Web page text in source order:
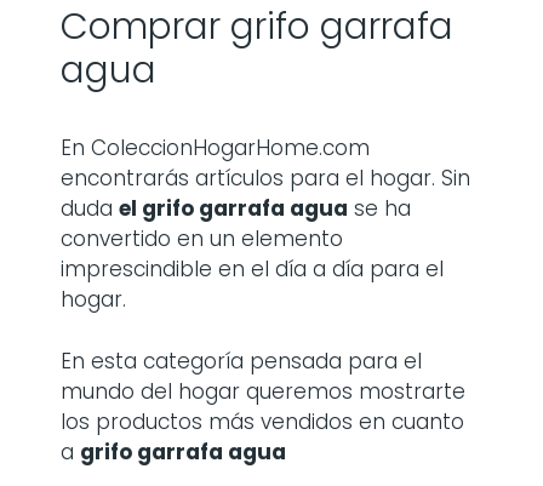
Comprar grifo garrafa
agua
En ColeccionHogarHome.com
encontrarás artículos para el hogar. Sin
duda el grifo garrafa agua se ha
convertido en un elemento
imprescindible en el día a día para el
hogar.
En esta categoría pensada para el
mundo del hogar queremos mostrarte
los productos más vendidos en cuanto
a grifo garrafa agua